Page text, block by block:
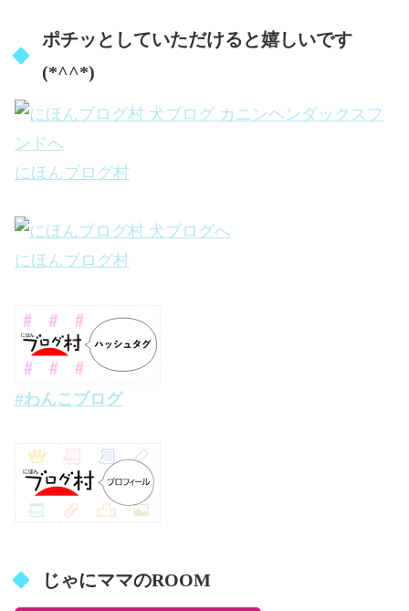
ポチッとしていただけると嬉しいです
(*^^*)
にほんブログ村
にほんブログ村
#わんこブログ
じゃにママのROOM